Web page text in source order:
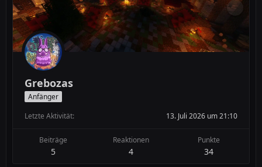
Grebozas
Anfänger
Letzte Aktivität
13. Juli 2026 um 21:10
Beiträge
5
Reaktionen
4
Punkte
34